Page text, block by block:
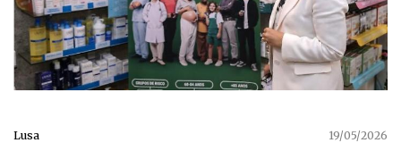
Lusa 19/05/2026